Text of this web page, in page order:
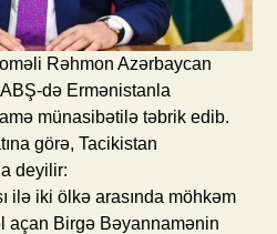
Rəhmon Azərbaycan
də Ermənistanla
münasibətilə təbrik edib.
görə, Tacikistan
deyilir:
ilə iki ölkə arasında möhkəm
açan Birgə Bəyannamənin